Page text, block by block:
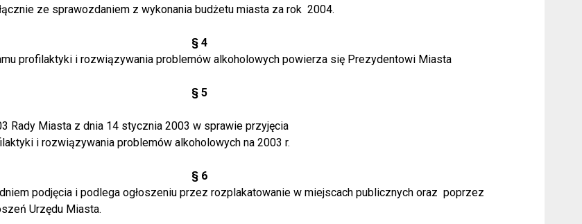
ze sprawozdaniem z wykonania budżetu miasta za rok 2004.
§ 4
profilaktyki i rozwiązywania problemów alkoholowych powierza się Prezydentowi Miasta
§ 5
Rady Miasta z dnia 14 stycznia 2003 w sprawie przyjęcia
i rozwiązywania problemów alkoholowych na 2003 r.
§ 6
podjęcia i podlega ogłoszeniu przez rozplakatowanie w miejscach publicznych oraz poprzez
Urzędu Miasta.